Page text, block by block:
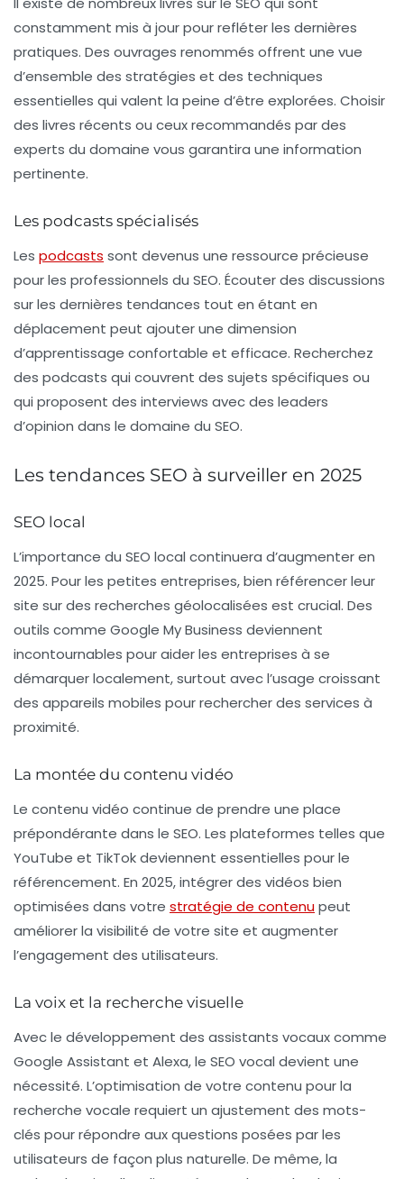
constamment mis à jour pour refléter les dernières
pratiques. Des ouvrages renommés offrent une vue
d’ensemble des stratégies et des techniques
essentielles qui valent la peine d’être explorées. Choisir
des livres récents ou ceux recommandés par des
experts du domaine vous garantira une information
pertinente.
Les podcasts spécialisés
Les podcasts sont devenus une ressource précieuse
pour les professionnels du SEO. Écouter des discussions
sur les dernières tendances tout en étant en
déplacement peut ajouter une dimension
d’apprentissage confortable et efficace. Recherchez
des podcasts qui couvrent des sujets spécifiques ou
qui proposent des interviews avec des leaders
d’opinion dans le domaine du SEO.
Les tendances SEO à surveiller en 2025
SEO local
L’importance du SEO local continuera d’augmenter en
2025. Pour les petites entreprises, bien référencer leur
site sur des recherches géolocalisées est crucial. Des
outils comme Google My Business deviennent
incontournables pour aider les entreprises à se
démarquer localement, surtout avec l’usage croissant
des appareils mobiles pour rechercher des services à
proximité.
La montée du contenu vidéo
Le contenu vidéo continue de prendre une place
prépondérante dans le SEO. Les plateformes telles que
YouTube et TikTok deviennent essentielles pour le
référencement. En 2025, intégrer des vidéos bien
optimisées dans votre stratégie de contenupeut
améliorer la visibilité de votre site et augmenter
l’engagement des utilisateurs.
La voix et la recherche visuelle
Avec le développement des assistants vocaux comme
Google Assistant et Alexa, le SEO vocal devient une
nécessité. L’optimisation de votre contenu pour la
recherche vocale requiert un ajustement des mots-
clés pour répondre aux questions posées par les
utilisateurs de façon plus naturelle. De même, la